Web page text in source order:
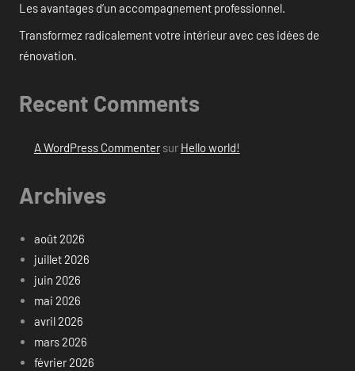
Les avantages d’un accompagnement professionnel.
Transformez radicalement votre intérieur avec ces idées de
rénovation.
Recent Comments
A WordPress Commentersur Hello world!
Archives
août 2026
juillet 2026
juin 2026
mai 2026
avril 2026
mars 2026
février 2026